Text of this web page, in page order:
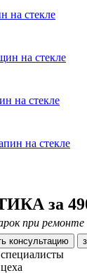
на стекле
на стекле
на стекле
на стекле
за
при
консультацию